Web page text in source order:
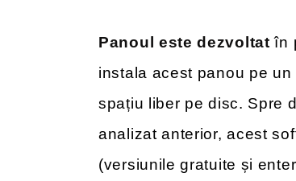
Panoul este dezvoltat în
instala acest panou pe un
spațiu liber pe disc. Spre
analizat anterior, acest
(versiunile gratuite și